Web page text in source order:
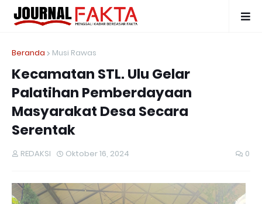
Beranda Musi Rawas
Kecamatan STL. Ulu Gelar
Palatihan Pemberdayaan
Masyarakat Desa Secara
Serentak
REDAKSI Oktober 16, 2024 0